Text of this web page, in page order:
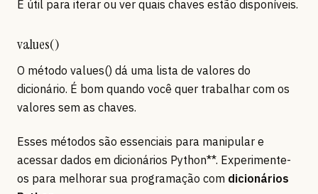
É útil para iterar ou ver quais chaves estão disponíveis.
values()
O método values() dá uma lista de valores do
dicionário. É bom quando você quer trabalhar com os
valores sem as chaves.
Esses métodos são essenciais para manipular e
acessar dados em dicionários Python**. Experimente-
os para melhorar sua programação com dicionários